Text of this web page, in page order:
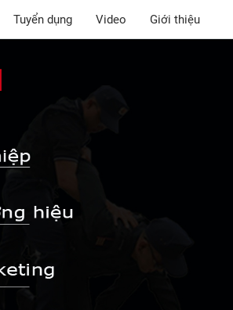
Tuyển dụng Video Giới thiệu